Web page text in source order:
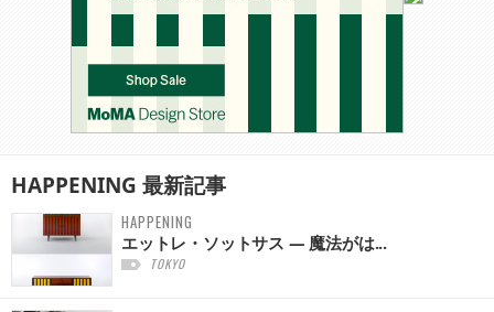
HAPPENING 最新記事
HAPPENING
エットレ・ソットサス — 魔法がは...
TOKYO